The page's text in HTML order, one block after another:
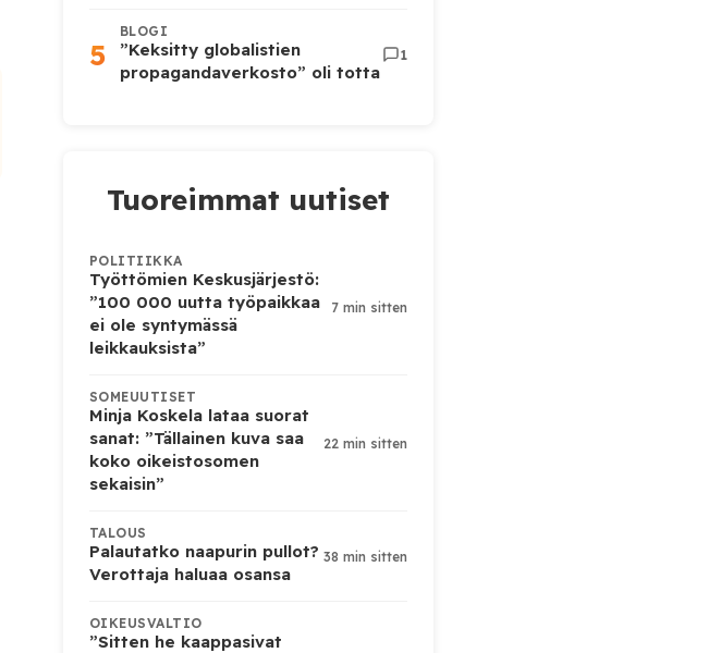
5
BLOGI
”Keksitty globalistien
propagandaverkosto” oli totta
1
Tuoreimmat uutiset
POLITIIKKA
Työttömien Keskusjärjestö:
”100 000 uutta työpaikkaa
ei ole syntymässä
leikkauksista”
7 min sitten
SOMEUUTISET
Minja Koskela lataa suorat
sanat: ”Tällainen kuva saa
koko oikeistosomen
sekaisin”
22 min sitten
TALOUS
Palautatko naapurin pullot?
Verottaja haluaa osansa
38 min sitten
OIKEUSVALTIO
”Sitten he kaappasivat